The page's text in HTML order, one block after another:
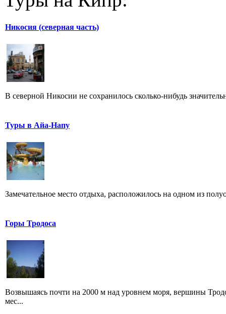
Никосия (северная часть)
В северной Никосии не сохранилось сколько-нибудь
Туры в Айа-Напу
Замечательное место отдыха, расположилось на одном из
Горы Тродоса
Возвышаясь почти на 2000 м над уровнем моря, вершины
мес...